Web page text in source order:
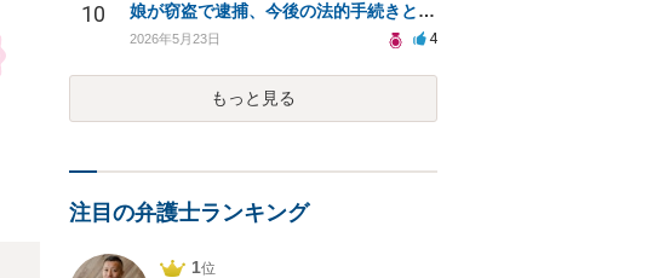
10 娘が窃盗で逮捕、今後の法的手続きと対応策は？
2026年5月23日 4
もっと見る
注目の弁護士ランキング
1位